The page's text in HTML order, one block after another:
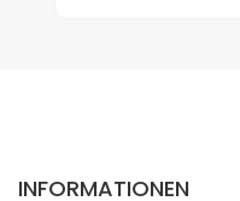
INFORMATIONEN